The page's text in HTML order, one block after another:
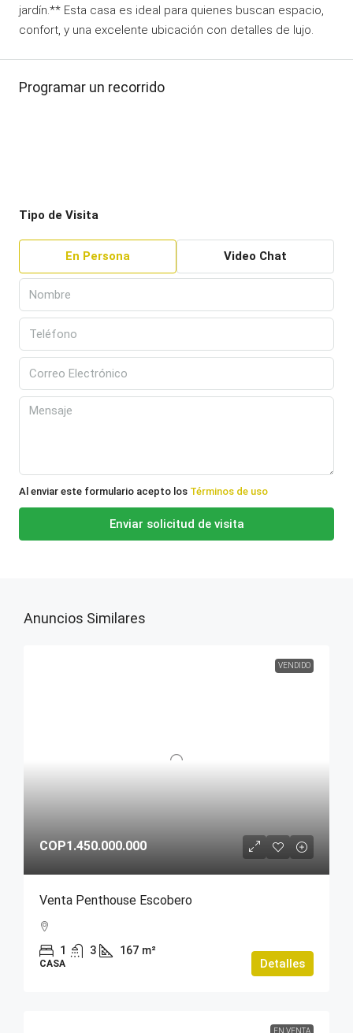
jardín.** Esta casa es ideal para quienes buscan espacio,
confort, y una excelente ubicación con detalles de lujo.
Programar un recorrido
Tipo de Visita
En Persona Video Chat
Al enviar este formulario acepto los Términos de uso
Enviar solicitud de visita
Anuncios Similares
VENDIDO
COP1.450.000.000
Venta Penthouse Escobero
1 3 167 m²
CASA Detalles
EN VENTA